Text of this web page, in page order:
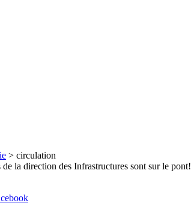
> circulation
la direction des Infrastructures sont sur le pont!